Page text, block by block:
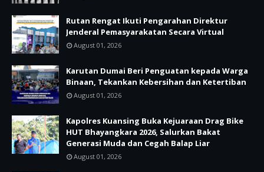
Rutan Rengat Ikuti Pengarahan Direktur
Jenderal Pemasyarakatan Secara Virtual
August 01, 2026
Karutan Dumai Beri Penguatan kepada Warga
Binaan, Tekankan Kebersihan dan Ketertiban
August 01, 2026
Kapolres Kuansing Buka Kejuaraan Drag Bike
HUT Bhayangkara 2026, Salurkan Bakat
Generasi Muda dan Cegah Balap Liar
August 01, 2026